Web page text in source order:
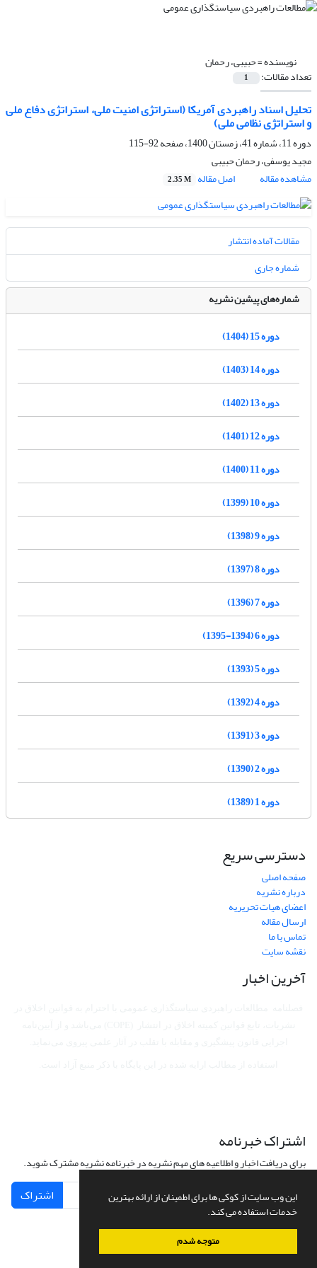
این وب سایت از کوکی ها برای اطمینان از ارائه بهترین
خدمات استفاده می کند.
متوجه شدم
نویسنده =حبیبی، رحمان
تعداد مقالات: 1
تحلیل اسناد راهبردی آمریکا (استراتژی امنیت ملی، استراتژی دفاع ملی
و استراتژی نظامی ملی)
دوره 11، شماره 41، زمستان 1400، صفحه
92-115
مجید یوسفی، رحمان حبیبی
مشاهده مقاله
اصل مقاله 2.35 M
مقالات آماده انتشار
شماره جاری
شماره‌های پیشین نشریه
دوره 15 (1404)
دوره 14 (1403)
دوره 13 (1402)
دوره 12 (1401)
دوره 11 (1400)
دوره 10 (1399)
دوره 9 (1398)
دوره 8 (1397)
دوره 7 (1396)
دوره 6 (1394-1395)
دوره 5 (1393)
دوره 4 (1392)
دوره 3 (1391)
دوره 2 (1390)
دوره 1 (1389)
دسترسی سریع
صفحه اصلی
درباره نشریه
اعضای هیات تحریریه
ارسال مقاله
تماس با ما
نقشه سایت
آخرین اخبار
اشتراک خبرنامه
برای دریافت اخبار و اطلاعیه های مهم نشریه در خبرنامه نشریه مشترک شوید.
اشتراک
سامانه مدیریت نشریات علمی.طراحی و پیاده سازی ازسیناوب